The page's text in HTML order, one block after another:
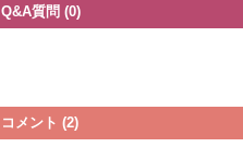
Q&A質問 (0)
コメント (2)